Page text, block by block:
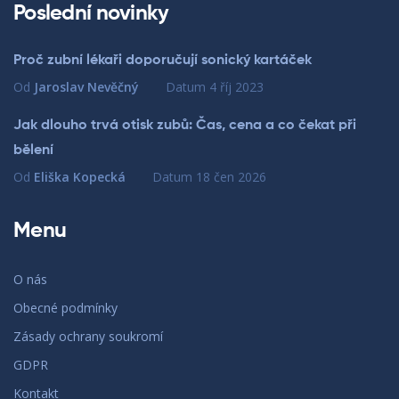
Poslední novinky
Proč zubní lékaři doporučují sonický kartáček
Od Jaroslav Nevěčný Datum 4 říj 2023
Jak dlouho trvá otisk zubů: Čas, cena a co čekat při
bělení
Od Eliška Kopecká Datum 18 čen 2026
Menu
O nás
Obecné podmínky
Zásady ochrany soukromí
GDPR
Kontakt